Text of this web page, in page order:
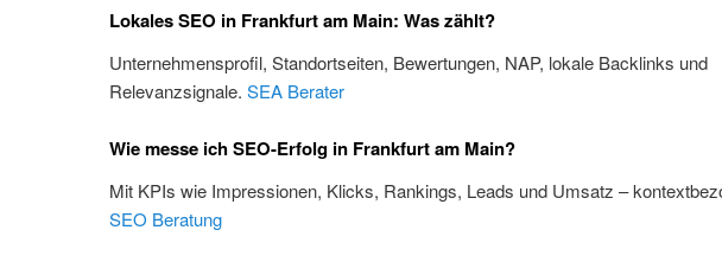
Lokales SEO in Frankfurt am Main: Was zählt?
Unternehmensprofil, Standortseiten, Bewertungen, NAP, lokale Backlinks und
Relevanzsignale. SEA Berater
Wie messe ich SEO-Erfolg in Frankfurt am Main?
Mit KPIs wie Impressionen, Klicks, Rankings, Leads und Umsatz –
SEO Beratung